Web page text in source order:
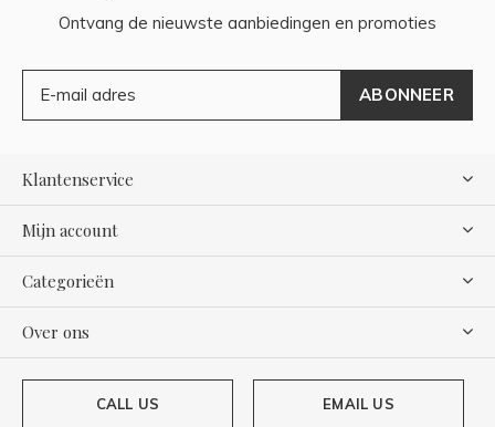
Ontvang de nieuwste aanbiedingen en promoties
ABONNEER
Klantenservice
Mijn account
Categorieën
Over ons
CALL US EMAIL US